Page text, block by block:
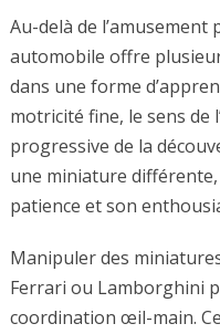
Au-delà de l’amusement
automobile offre
dans une forme
motricité fine, le sens de
progressive de la
une miniature différente,
patience et son
Manipuler des
Ferrari ou Lamborghini
coordination œil-main.